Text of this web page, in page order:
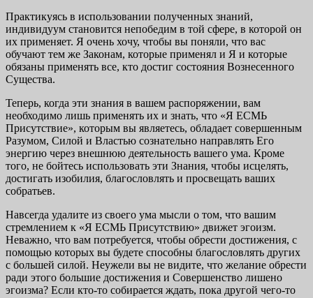
Практикуясь в использовании полученных знаний,
индивидуум становится непобедим в той сфере, в которой он
их применяет. Я очень хочу, чтобы вы поняли, что вас
обучают тем же Законам, которые применял и Я и которые
обязаны применять все, кто достиг состояния Вознесенного
Существа.
Теперь, когда эти знания в вашем распоряжении, вам
необходимо лишь применять их и знать, что «Я ЕСМЬ
Присутствие», которым вы являетесь, обладает совершенным
Разумом, Силой и Властью сознательно направлять Его
энергию через внешнюю деятельность вашего ума. Кроме
того, не бойтесь использовать эти Знания, чтобы исцелять,
достигать изобилия, благословлять и просвещать ваших
собратьев.
Навсегда удалите из своего ума мысли о том, что вашим
стремлением к «Я ЕСМЬ Присутствию» движет эгоизм.
Неважно, что вам потребуется, чтобы обрести достижения, с
помощью которых вы будете способны благословлять других
с большей силой. Неужели вы не видите, что желание обрести
ради этого большие достижения и Совершенство лишено
эгоизма? Если кто-то собирается ждать, пока другой чего-то